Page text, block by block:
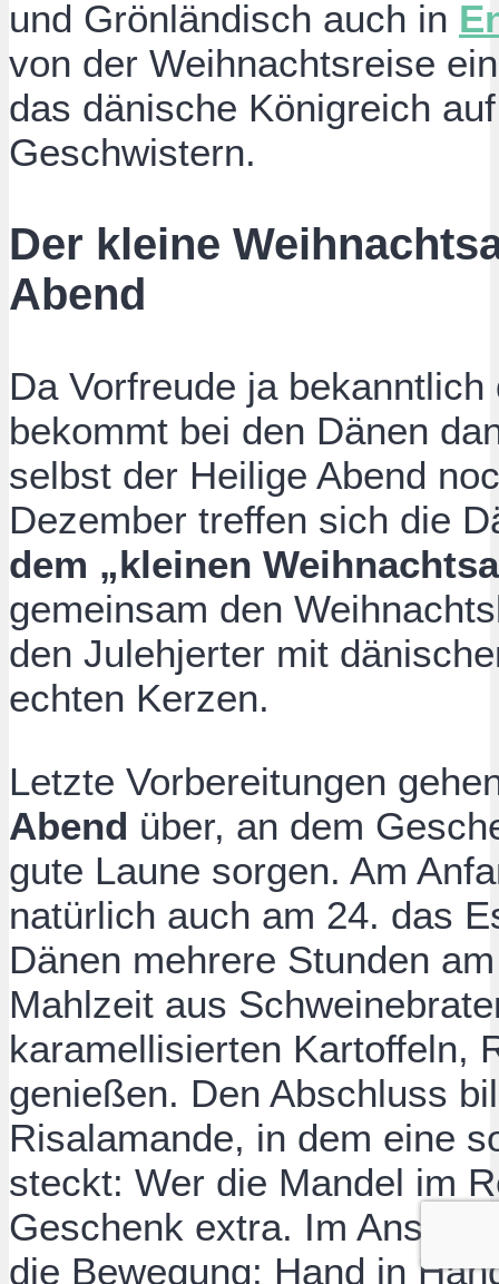
und Grönländisch auch in
von der Weihnachtsreise
das dänische Königreich
Geschwistern.
Der kleine
Abend
Da Vorfreude ja
bekommt bei den Dänen
selbst der Heilige Abend
Dezember treffen sich die
dem „kleinen
gemeinsam den
den Julehjerter mit
echten Kerzen.
Letzte Vorbereitungen
Abend über, an dem
gute Laune sorgen. Am
natürlich auch am 24. das
Dänen mehrere Stunden
Mahlzeit aus
karamellisierten Kartoffeln,
genießen. Den Abschluss
Risalamande, in dem eine
steckt: Wer die Mandel im
Geschenk extra. Im
die Bewegung: Hand in